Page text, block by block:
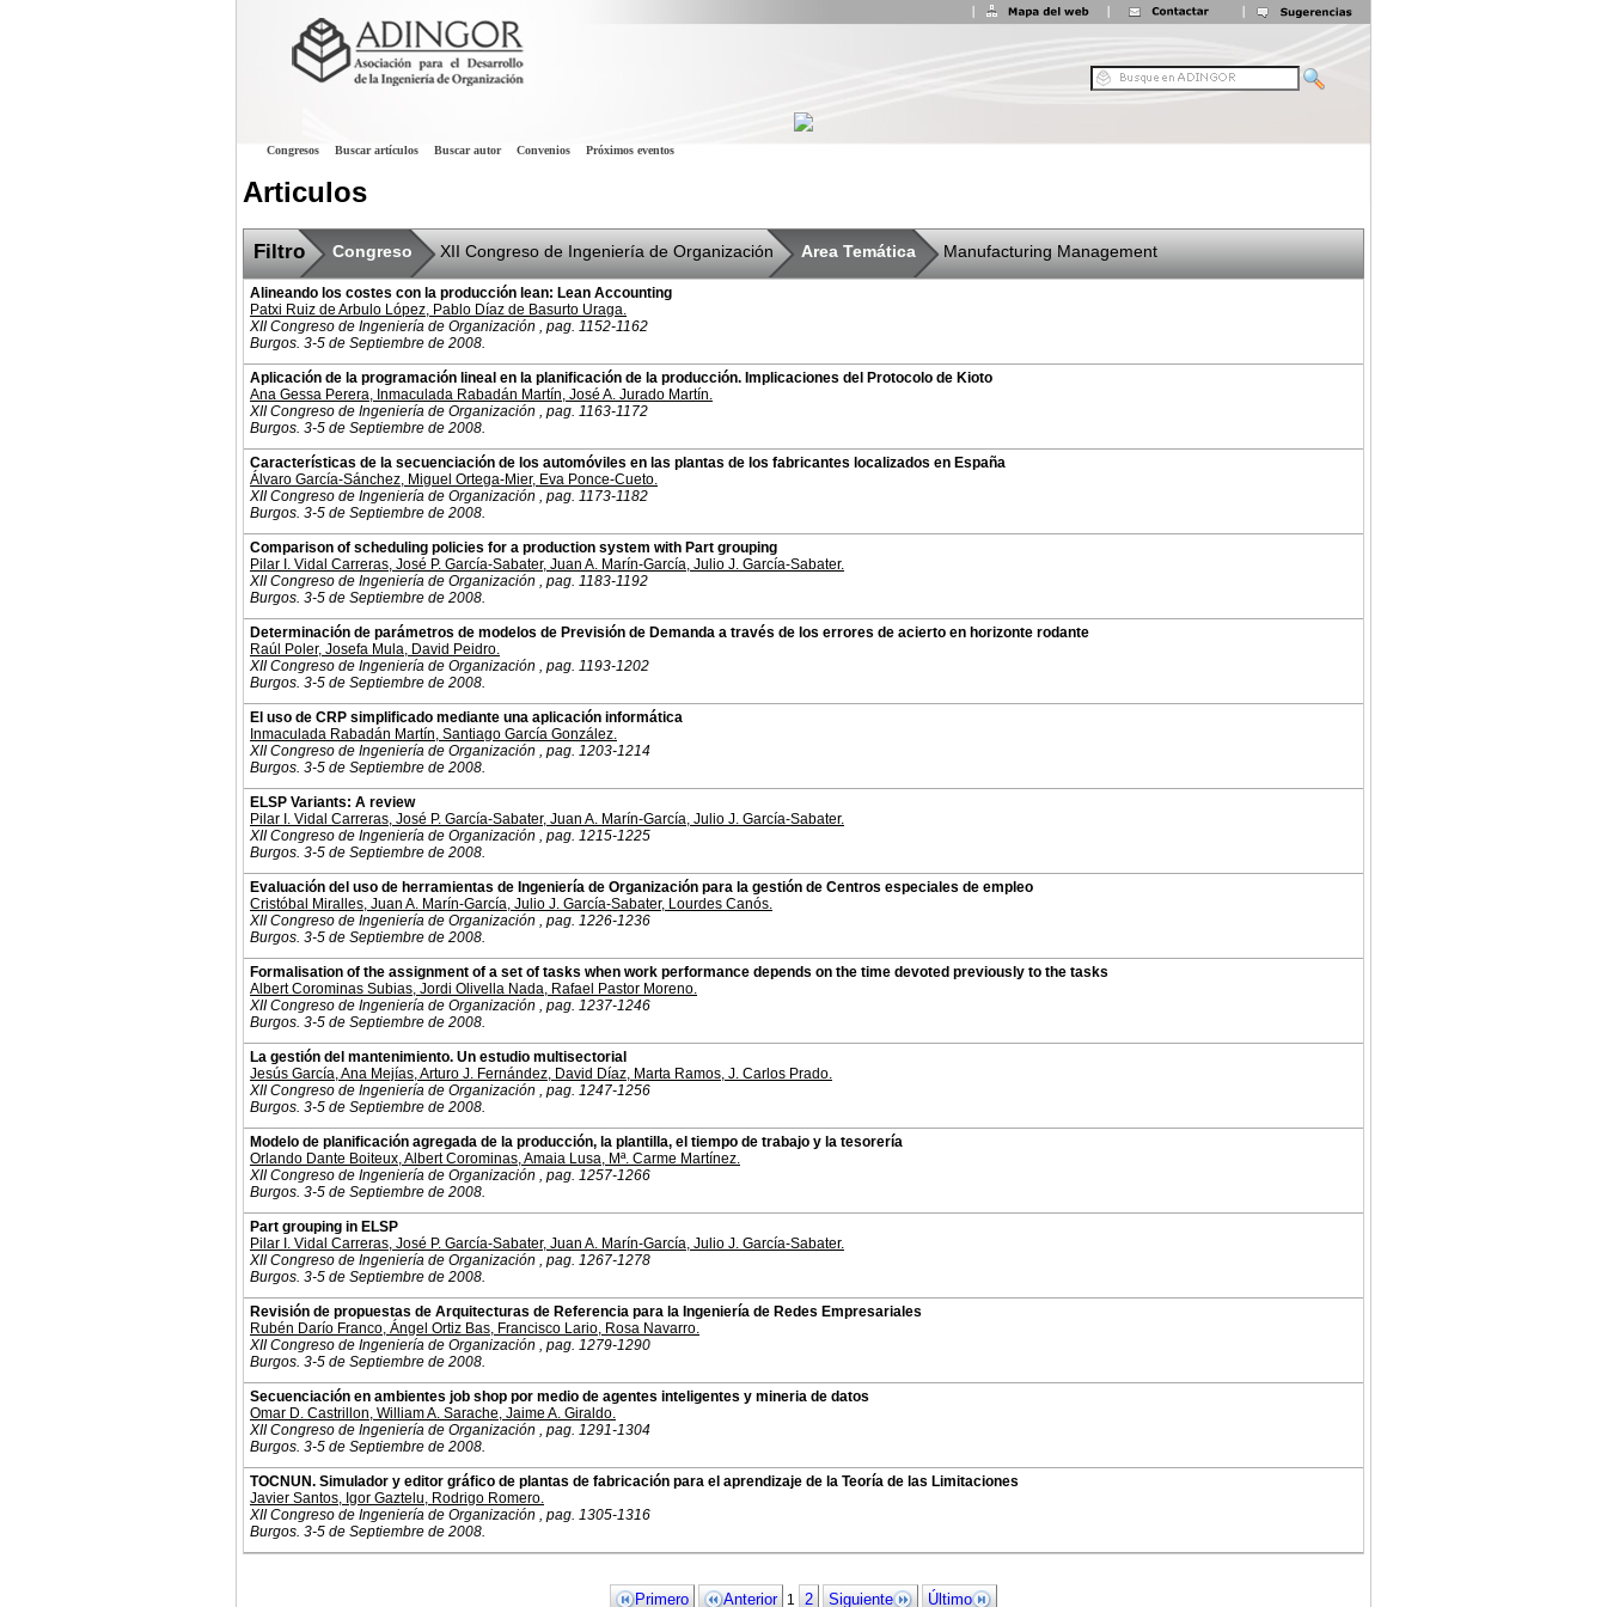
Congresos Buscar artículos Buscar autor Convenios Próximos eventos
Articulos
Filtro Congreso XII Congreso de Ingeniería de Organización Area Temática Manufacturing Management
Alineando los costes con la producción lean: Lean Accounting
Patxi Ruiz de Arbulo López, Pablo Díaz de Basurto Uraga.
XII Congreso de Ingeniería de Organización , pag. 1152-1162
Burgos. 3-5 de Septiembre de 2008.
Aplicación de la programación lineal en la planificación de la producción. Implicaciones del Protocolo de Kioto
Ana Gessa Perera, Inmaculada Rabadán Martín, José A. Jurado Martín.
XII Congreso de Ingeniería de Organización , pag. 1163-1172
Burgos. 3-5 de Septiembre de 2008.
Características de la secuenciación de los automóviles en las plantas de los fabricantes localizados en España
Álvaro García-Sánchez, Miguel Ortega-Mier, Eva Ponce-Cueto.
XII Congreso de Ingeniería de Organización , pag. 1173-1182
Burgos. 3-5 de Septiembre de 2008.
Comparison of scheduling policies for a production system with Part grouping
Pilar I. Vidal Carreras, José P. García-Sabater, Juan A. Marín-García, Julio J. García-Sabater.
XII Congreso de Ingeniería de Organización , pag. 1183-1192
Burgos. 3-5 de Septiembre de 2008.
Determinación de parámetros de modelos de Previsión de Demanda a través de los errores de acierto en horizonte rodante
Raúl Poler, Josefa Mula, David Peidro.
XII Congreso de Ingeniería de Organización , pag. 1193-1202
Burgos. 3-5 de Septiembre de 2008.
El uso de CRP simplificado mediante una aplicación informática
Inmaculada Rabadán Martín, Santiago García González.
XII Congreso de Ingeniería de Organización , pag. 1203-1214
Burgos. 3-5 de Septiembre de 2008.
ELSP Variants: A review
Pilar I. Vidal Carreras, José P. García-Sabater, Juan A. Marín-García, Julio J. García-Sabater.
XII Congreso de Ingeniería de Organización , pag. 1215-1225
Burgos. 3-5 de Septiembre de 2008.
Evaluación del uso de herramientas de Ingeniería de Organización para la gestión de Centros especiales de empleo
Cristóbal Miralles, Juan A. Marín-García, Julio J. García-Sabater, Lourdes Canós.
XII Congreso de Ingeniería de Organización , pag. 1226-1236
Burgos. 3-5 de Septiembre de 2008.
Formalisation of the assignment of a set of tasks when work performance depends on the time devoted previously to the tasks
Albert Corominas Subias, Jordi Olivella Nada, Rafael Pastor Moreno.
XII Congreso de Ingeniería de Organización , pag. 1237-1246
Burgos. 3-5 de Septiembre de 2008.
La gestión del mantenimiento. Un estudio multisectorial
Jesús García,Ana Mejías,Arturo J. Fernández, David Díaz, Marta Ramos, J. Carlos Prado.
XII Congreso de Ingeniería de Organización , pag. 1247-1256
Burgos. 3-5 de Septiembre de 2008.
Modelo de planificación agregada de la producción, la plantilla, el tiempo de trabajo y la tesorería
Orlando Dante Boiteux,Albert Corominas,Amaia Lusa, Mª. Carme Martínez.
XII Congreso de Ingeniería de Organización , pag. 1257-1266
Burgos. 3-5 de Septiembre de 2008.
Part grouping in ELSP
Pilar I. Vidal Carreras, José P. García-Sabater, Juan A. Marín-García, Julio J. García-Sabater.
XII Congreso de Ingeniería de Organización , pag. 1267-1278
Burgos. 3-5 de Septiembre de 2008.
Revisión de propuestas de Arquitecturas de Referencia para la Ingeniería de Redes Empresariales
Rubén Darío Franco, Ángel Ortiz Bas, Francisco Lario, Rosa Navarro.
XII Congreso de Ingeniería de Organización , pag. 1279-1290
Burgos. 3-5 de Septiembre de 2008.
Secuenciación en ambientes job shop por medio de agentes inteligentes y mineria de datos
Omar D. Castrillon, William A. Sarache, Jaime A. Giraldo.
XII Congreso de Ingeniería de Organización , pag. 1291-1304
Burgos. 3-5 de Septiembre de 2008.
TOCNUN. Simulador y editor gráfico de plantas de fabricación para el aprendizaje de la Teoría de las Limitaciones
Javier Santos, Igor Gaztelu, Rodrigo Romero.
XII Congreso de Ingeniería de Organización , pag. 1305-1316
Burgos. 3-5 de Septiembre de 2008.
Primero Anterior 1 2 Siguiente Último